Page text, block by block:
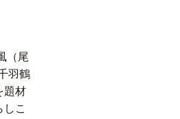
（尾
羽鶴
題材
こ